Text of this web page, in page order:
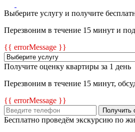
Выберите услугу и получите
Перезвоним в течение 15 минут и
{{ errorMessage }}
Получите оценку квартиры за 1 день
Перезвоним в течение 15 минут,
{{ errorMessage }}
Получить
Бесплатно проведём экскурсию по